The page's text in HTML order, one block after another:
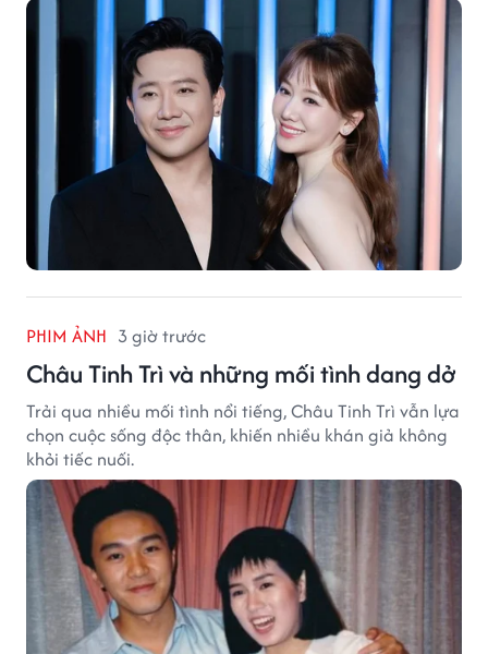
PHIM ẢNH 3 giờ trước
Châu Tinh Trì và những mối tình dang dở
Trải qua nhiều mối tình nổi tiếng, Châu Tinh Trì vẫn lựa
chọn cuộc sống độc thân, khiến nhiều khán giả không
khỏi tiếc nuối.